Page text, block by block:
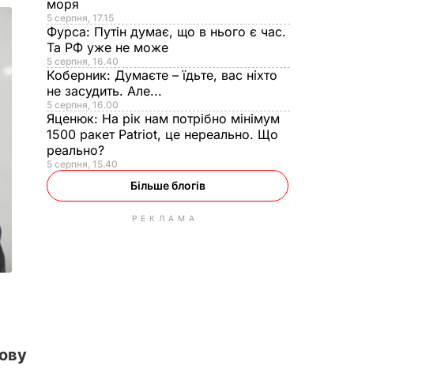
моря
5 серпня, 17.15
Фурса: Путін думає, що в нього є час.
Та РФ уже не може
5 серпня, 16.40
Коберник: Думаєте – їдьте, вас ніхто
не засудить. Але...
5 серпня, 16.00
Яценюк: На рік нам потрібно мінімум
1500 ракет Patriot, це нереально. Що
реально?
5 серпня, 15.40
Більше блогів
РЕКЛАМА